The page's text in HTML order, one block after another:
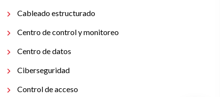
Cableado estructurado
Centro de control y monitoreo
Centro de datos
Ciberseguridad
Control de acceso